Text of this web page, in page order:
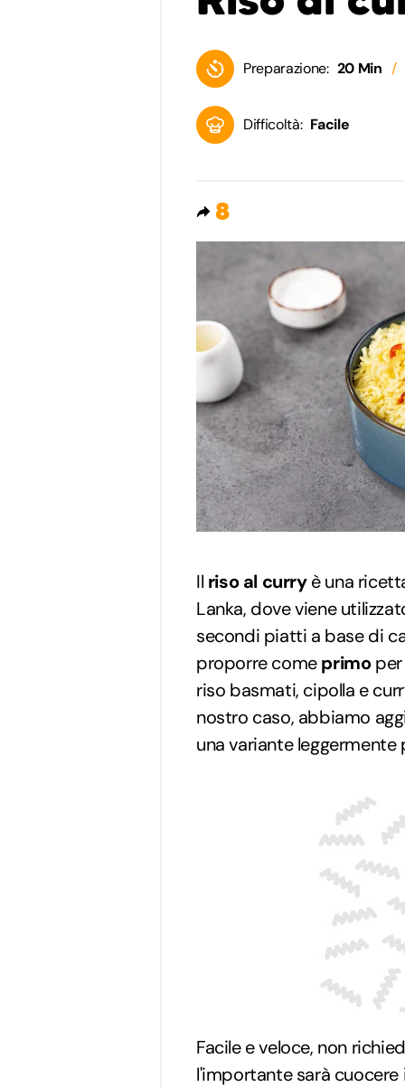
Preparazione: 20 Min
Difficoltà: Facile
8
Il riso al curryè una
Lanka, dove viene
secondi piatti a base di
proporre comeprimoper
riso basmati, cipolla e
nostro caso, abbiamo
una variante
Facile e veloce, non
l'importante sarà